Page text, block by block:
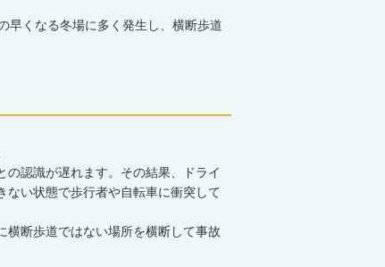
くなる冬場に多く発生し、横断歩道
の認識が遅れます。その結果、ドライ
ない状態で歩行者や自転車に衝突して
横断歩道ではない場所を横断して事故